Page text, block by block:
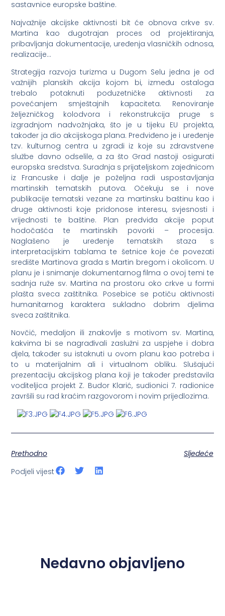
sastavnice europske baštine.
Najvažnije akcijske aktivnosti bit će obnova crkve sv.
Martina kao dugotrajan proces od projektiranja,
pribavljanja dokumentacije, uređenja vlasničkih odnosa,
realizacije…
Strategija razvoja turizma u Dugom Selu jedna je od
važnijih planskih akcija kojom bi, između ostaloga
trebalo potaknuti poduzetničke aktivnosti za
povećanjem smještajnih kapaciteta. Renoviranje
željezničkog kolodvora i rekonstrukcija pruge s
izgradnjom nadvožnjaka, što je u tijeku EU projekta,
također ja dio akcijskoga plana. Predviđeno je i uređenje
tzv. kulturnog centra u zgradi iz koje su zdravstvene
službe davno odselile, a za što Grad nastoji osigurati
europska sredstva. Suradnja s prijateljskom zajednicom
iz Francuske i dalje je poželjna radi uspostavljanja
martinskih tematskih putova. Očekuju se i nove
publikacije tematski vezane za martinsku baštinu kao i
druge aktivnosti koje pridonose interesu, svjesnosti i
vrijednosti te baštine. Plan predviđa akcije poput
hodočašća te martinskih povorki – procesija.
Naglašeno je uređenje tematskih staza s
interpretacijskim tablama te šetnice koje će povezati
središte Martinova grada s Martin bregom i okolicom. U
planu je i snimanje dokumentarnog filma o ovoj temi te
sadnja ruže sv. Martina na prostoru oko crkve u formi
plašta sveca zaštitnika. Posebice se potiču aktivnosti
humanitarnog karaktera sukladno dobrim djelima
sveca zaštitnika.
Novčić, medaljon ili znakovlje s motivom sv. Martina,
kakvima bi se nagrađivali zaslužni za uspjehe i dobra
djela, također su istaknuti u ovom planu kao potreba i
to u materijalnim ali i virtualnom obliku. Slušajući
prezentaciju akcijskog plana koji je također predstavila
voditeljica projekt Z. Budor Klarić, sudionici 7. radionice
završili su rad kraćim razgovorom i novim prijedlozima.
Prethodno
Sljedeće
Podjeli vijest
Nedavno objavljeno